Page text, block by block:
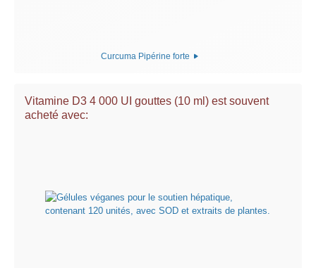
Curcuma Pipérine forte
Vitamine D3 4 000 UI gouttes (10 ml) est souvent
acheté avec: